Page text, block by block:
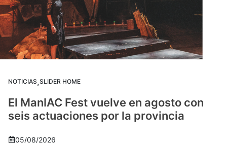
NOTICIAS,SLIDER HOME
El ManIAC Fest vuelve en agosto con
seis actuaciones por la provincia
05/08/2026